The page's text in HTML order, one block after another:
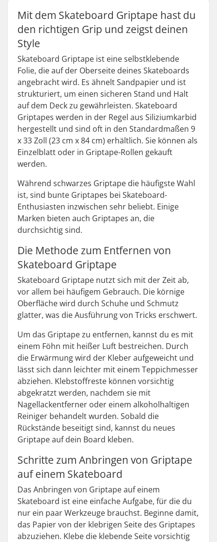
Mit dem Skateboard Griptape hast du
den richtigen Grip und zeigst deinen
Style
Skateboard Griptape ist eine selbstklebende
Folie, die auf der Oberseite deines Skateboards
angebracht wird. Es ähnelt Sandpapier und ist
strukturiert, um einen sicheren Stand und Halt
auf dem Deck zu gewährleisten. Skateboard
Griptapes werden in der Regel aus Siliziumkarbid
hergestellt und sind oft in den Standardmaßen 9
x 33 Zoll (23 cm x 84 cm) erhältlich. Sie können als
Einzelblatt oder in Griptape-Rollen gekauft
werden.
Während schwarzes Griptape die häufigste Wahl
ist, sind bunte Griptapes bei Skateboard-
Enthusiasten inzwischen sehr beliebt. Einige
Marken bieten auch Griptapes an, die
durchsichtig sind.
Die Methode zum Entfernen von
Skateboard Griptape
Skateboard Griptape nutzt sich mit der Zeit ab,
vor allem bei häufigem Gebrauch. Die körnige
Oberfläche wird durch Schuhe und Schmutz
glatter, was die Ausführung von Tricks erschwert.
Um das Griptape zu entfernen, kannst du es mit
einem Föhn mit heißer Luft bestreichen. Durch
die Erwärmung wird der Kleber aufgeweicht und
lässt sich dann leichter mit einem Teppichmesser
abziehen. Klebstoffreste können vorsichtig
abgekratzt werden, nachdem sie mit
Nagellackentferner oder einem alkoholhaltigen
Reiniger behandelt wurden. Sobald die
Rückstände beseitigt sind, kannst du neues
Griptape auf dein Board kleben.
Schritte zum Anbringen von Griptape
auf einem Skateboard
Das Anbringen von Griptape auf einem
Skateboard ist eine einfache Aufgabe, für die du
nur ein paar Werkzeuge brauchst. Beginne damit,
das Papier von der klebrigen Seite des Griptapes
abzuziehen. Klebe die klebende Seite vorsichtig